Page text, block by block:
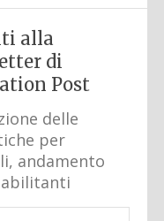
alla
di
Post
delle
per
andamento